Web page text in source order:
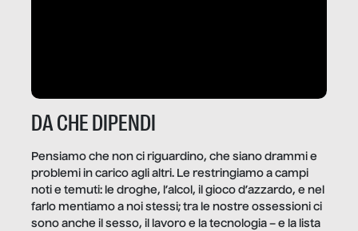
DA CHE DIPENDI
Pensiamo che non ci riguardino, che siano drammi e
problemi in carico agli altri. Le restringiamo a campi
noti e temuti: le droghe, l’alcol, il gioco d’azzardo, e nel
farlo mentiamo a noi stessi; tra le nostre ossessioni ci
sono anche il sesso, il lavoro e la tecnologia – e la lista